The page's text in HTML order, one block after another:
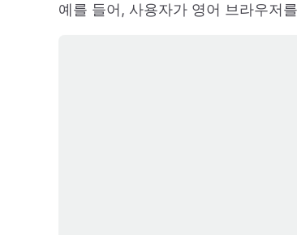
예를 들어, 사용자가 영어 브라우저